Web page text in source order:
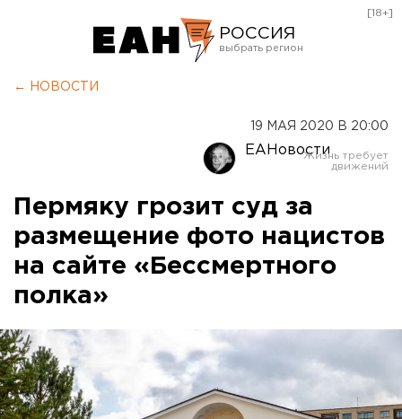
РОССИЯ
Оренбург
[18+]
← НОВОСТИ
19 МАЯ 2020 В 20:00
ЕАНовости
Пермяку грозит суд за
размещение фото нацистов
на сайте «Бессмертного
полка»